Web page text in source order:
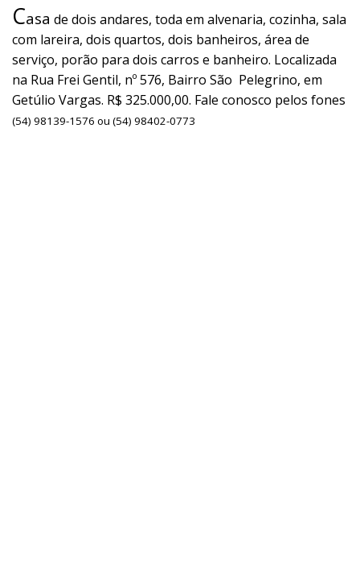
Casa de dois andares, toda em alvenaria, cozinha, sala
com lareira, dois quartos, dois banheiros, área de
serviço, porão para dois carros e banheiro. Localizada
na Rua Frei Gentil, nº 576, Bairro São Pelegrino, em
Getúlio Vargas. R$ 325.000,00. Fale conosco pelos fones
(54) 98139-1576 ou (54) 98402-0773